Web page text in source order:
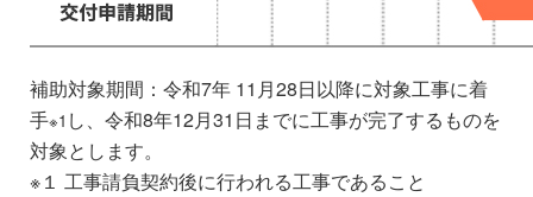
補助対象期間：令和7年 11月28日以降に対象工事に着
手※1 し、令和8年12月31日までに工事が完了するものを
対象とします。
※１ 工事請負契約後に行われる工事であること